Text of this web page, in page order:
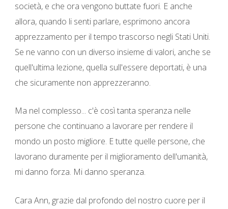
società, e che ora vengono buttate fuori. E anche
allora, quando li senti parlare, esprimono ancora
apprezzamento per il tempo trascorso negli Stati Uniti.
Se ne vanno con un diverso insieme di valori, anche se
quell'ultima lezione, quella sull'essere deportati, è una
che sicuramente non apprezzeranno.
Ma nel complesso... c'è così tanta speranza nelle
persone che continuano a lavorare per rendere il
mondo un posto migliore. E tutte quelle persone, che
lavorano duramente per il miglioramento dell'umanità,
mi danno forza. Mi danno speranza.
Cara Ann, grazie dal profondo del nostro cuore per il